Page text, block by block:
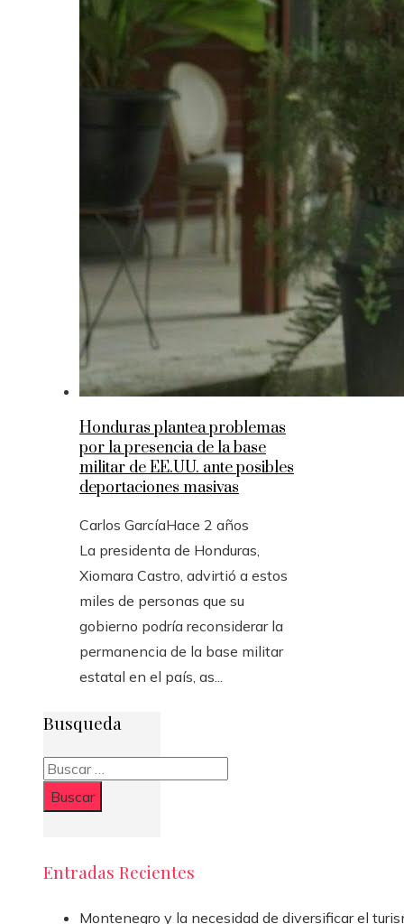
Honduras plantea problemas
por la presencia de la base
militar de EE.UU. ante posibles
deportaciones masivas
Carlos GarcíaHace 2 años
La presidenta de Honduras,
Xiomara Castro, advirtió a estos
miles de personas que su
gobierno podría reconsiderar la
permanencia de la base militar
estatal en el país, as...
Busqueda
Buscar:
Entradas Recientes
Montenegro y la necesidad de diversificar el